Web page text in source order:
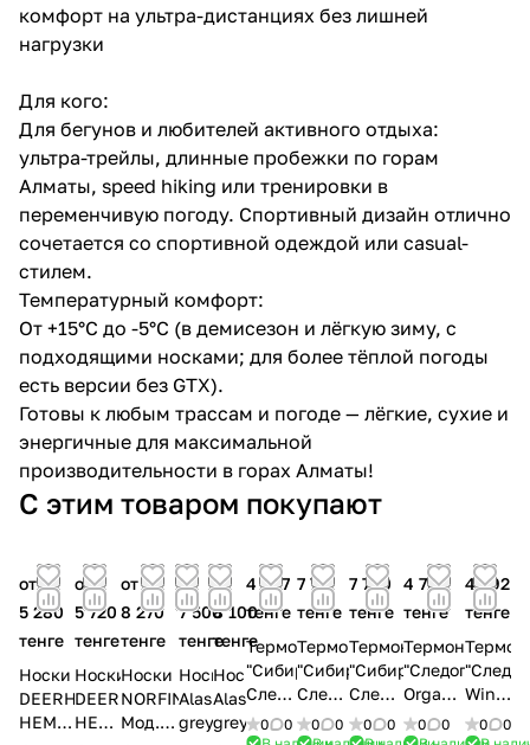
комфорт на ультра-дистанциях без лишней
нагрузки
Для кого:
Для бегунов и любителей активного отдыха:
ультра-трейлы, длинные пробежки по горам
Алматы, speed hiking или тренировки в
переменчивую погоду. Спортивный дизайн отлично
сочетается со спортивной одеждой или casual-
стилем.
Температурный комфорт:
От +15°C до -5°C (в демисезон и лёгкую зиму, с
подходящими носками; для более тёплой погоды
есть версии без GTX).
Готовы к любым трассам и погоде — лёгкие, сухие и
энергичные для максимальной
производительности в горах Алматы!
С этим товаром покупают
от
5 280
тенге
Носки
DEERHUNTER-
HEMP
от
5 720
тенге
Носки
DEERHUNTER-
HEMP
от
8 270
тенге
Носки
NORFIN
Мод.
от
7 500
тенге
Носки
Alaskan,
grey,
от
8 100
тенге
Носки
Alaskan,
grey/black,
4 507
тенге
Термоноски
"Сибирский
Следопыт"
Fisher
0
0
7 717
тенге
Термоноски
"Сибирский
Следопыт"
Hunter
0
0
7 700
тенге
Термоноски
"Сибирский
Следопыт"
Yak
wool
0
0
4 700
тенге
Термоноски
"Следопыт"
Organic
wool
socks
0
0
4 592
тенге
Winter
Sports,
0
0